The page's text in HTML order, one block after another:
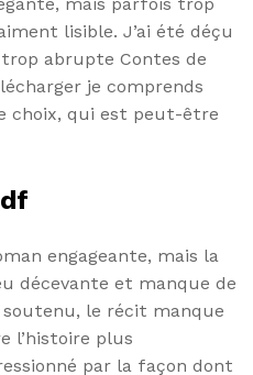
lisible. J’ai été déçu
abrupte Contes de
je comprends
choix, qui est peut-être
engageante, mais la
décevante et manque de
le récit manque
l’histoire plus
par la façon dont